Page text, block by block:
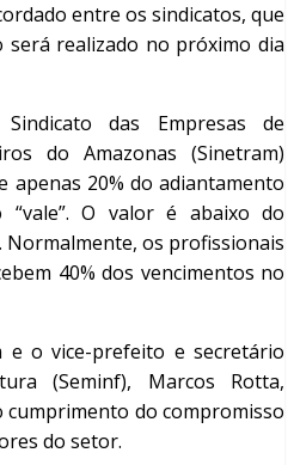
entre os sindicatos, que
realizado no próximo dia
das Empresas de
do Amazonas (Sinetram)
20% do adiantamento
“vale”. O valor é abaixo do
Normalmente, os profissionais
40% dos vencimentos no
e o vice-prefeito e secretário
(Seminf), Marcos Rotta,
cumprimento do compromisso
do setor.